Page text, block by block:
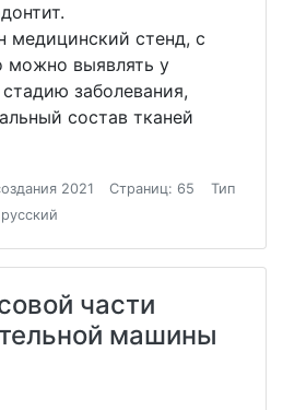
медицинский стенд, с
выявлять у
заболевания,
состав тканей
2021 Страниц: 65
Тип
части
машины